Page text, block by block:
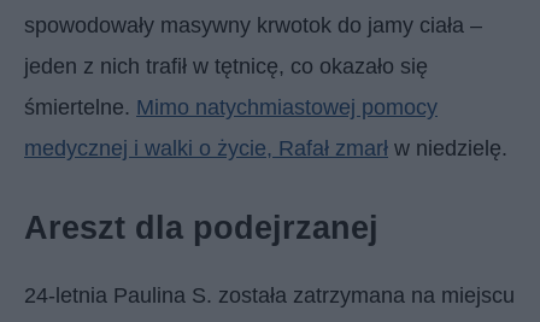
spowodowały masywny krwotok do jamy ciała –
jeden z nich trafił w tętnicę, co okazało się
śmiertelne. Mimo natychmiastowej pomocy
medycznej i walki o życie, Rafał zmarł w niedzielę.
Areszt dla podejrzanej
24-letnia Paulina S. została zatrzymana na miejscu